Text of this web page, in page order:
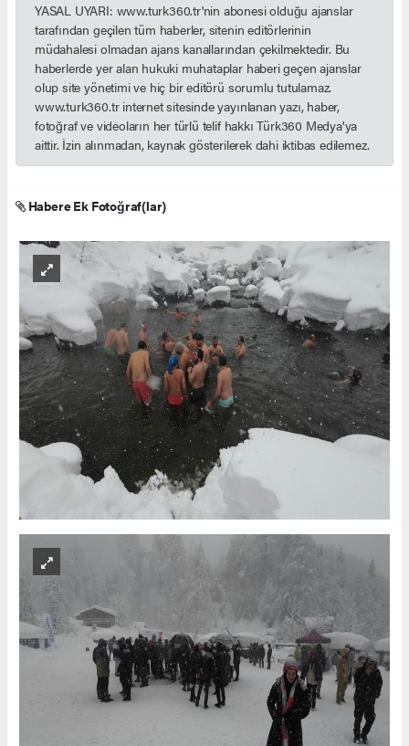
YASAL UYARI: www.turk360.tr'nin abonesi olduğu ajanslar
tarafından geçilen tüm haberler, sitenin editörlerinin
müdahalesi olmadan ajans kanallarından çekilmektedir. Bu
haberlerde yer alan hukuki muhataplar haberi geçen ajanslar
olup site yönetimi ve hiç bir editörü sorumlu tutulamaz.
www.turk360.tr internet sitesinde yayınlanan yazı, haber,
fotoğraf ve videoların her türlü telif hakkı Türk360 Medya'ya
aittir. İzin alınmadan, kaynak gösterilerek dahi iktibas edilemez.
Habere Ek Fotoğraf(lar)